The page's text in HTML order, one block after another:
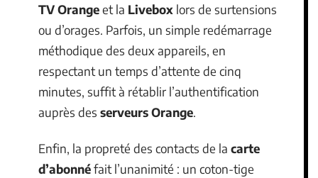
TV Orangeet la Livebox lors de surtensions
ou d’orages. Parfois, un simple redémarrage
méthodique des deux appareils, en
respectant un temps d’attente de cinq
minutes, suffit à rétablir l’authentification
auprès des serveurs Orange.
Enfin, la propreté des contacts de la carte
d’abonnéfait l’unanimité : un coton-tige